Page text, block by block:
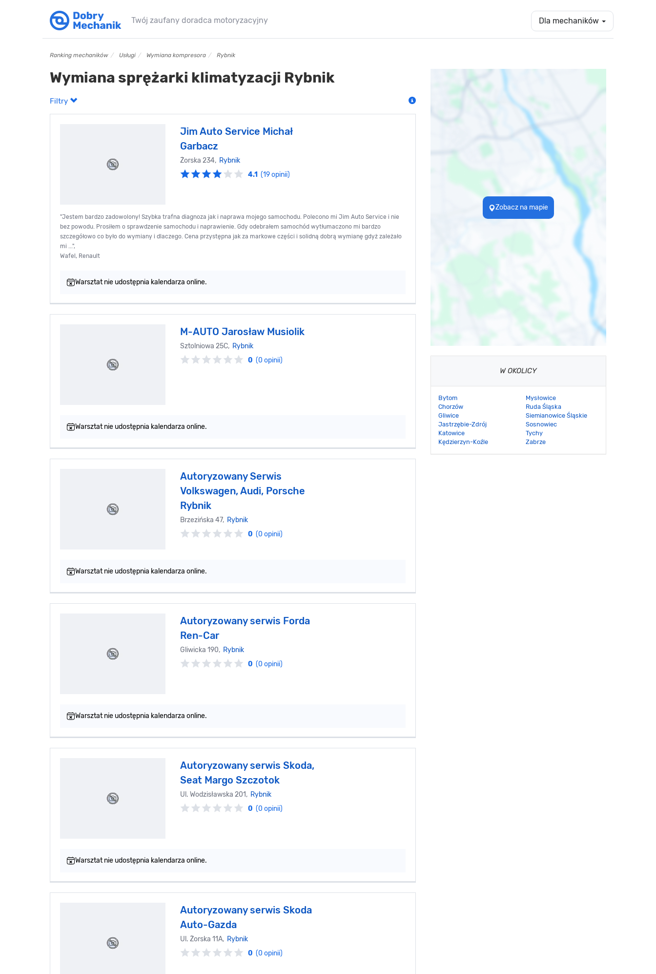
Twój zaufany doradca motoryzacyjny Dla mechaników
Ranking mechaników Usługi Wymiana kompresora Rybnik
Wymiana sprężarki klimatyzacji Rybnik
Filtry
Jim Auto Service Michał
Garbacz
Żorska 234, Rybnik
4.1 (19 opinii)
"Jestem bardzo zadowolony! Szybka trafna diagnoza jak i naprawa mojego samochodu. Polecono mi Jim Auto Service i nie
bez powodu. Prosiłem o sprawdzenie samochodu i naprawienie. Gdy odebrałem samochód wytłumaczono mi bardzo
szczegółowo co było do wymiany i dlaczego. Cena przystępna jak za markowe części i solidną dobrą wymianę gdyż zależało
mi ...",
Wafel, Renault
Warsztat nie udostępnia kalendarza online.
M-AUTO Jarosław Musiolik
Sztolniowa 25C, Rybnik
0 (0 opinii)
Warsztat nie udostępnia kalendarza online.
Autoryzowany Serwis
Volkswagen, Audi, Porsche
Rybnik
Brzezińska 47, Rybnik
0 (0 opinii)
Warsztat nie udostępnia kalendarza online.
Autoryzowany serwis Forda
Ren-Car
Gliwicka 190, Rybnik
0 (0 opinii)
Warsztat nie udostępnia kalendarza online.
Autoryzowany serwis Skoda,
Seat Margo Szczotok
Ul. Wodzisławska 201, Rybnik
0 (0 opinii)
Warsztat nie udostępnia kalendarza online.
Autoryzowany serwis Skoda
Auto-Gazda
Ul. Żorska 11A, Rybnik
0 (0 opinii)
Zobacz na mapie
W OKOLICY
Bytom
Chorzów
Gliwice
Jastrzębie-Zdrój
Katowice
Kędzierzyn-Koźle
Mysłowice
Ruda Śląska
Siemianowice Śląskie
Sosnowiec
Tychy
Zabrze